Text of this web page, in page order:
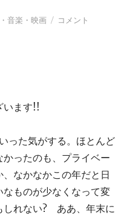
音楽・映画
tn-
コメント
います!!
った気がする。ほとんど
ったのも、プライベー
、なかなかこの年だと日
ものが少なくなって変
しれない? ああ、年末に